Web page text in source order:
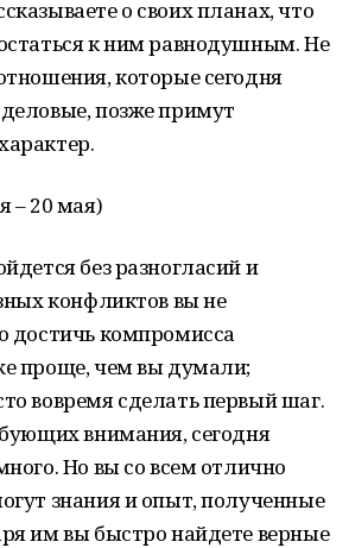
о своих планах, что
к ним равнодушным. Не
которые сегодня
позже примут
– 20 мая)
без разногласий и
конфликтов вы не
достичь компромисса
проще, чем вы думали;
вовремя сделать первый шаг.
внимания, сегодня
Но вы со всем отлично
знания и опыт, полученные
им вы быстро найдете верные